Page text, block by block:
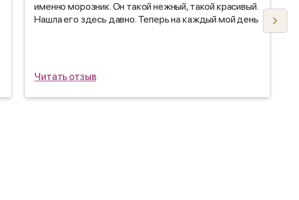
именно морозник. Он такой нежный, такой красивый.
Нашла его здесь давно. Теперь на каждый мой день
Читать отзыв